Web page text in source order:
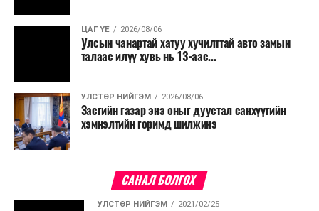
ЦАГ ҮЕ 2026/08/06
Улсын чанартай хатуу хучилттай авто замын
талаас илүү хувь нь 13-аас...
УЛСТӨР НИЙГЭМ 2026/08/06
Засгийн газар энэ оныг дуустал санхүүгийн
хэмнэлтийн горимд шилжинэ
САНАЛ БОЛГОХ
УЛСТӨР НИЙГЭМ 2021/02/25